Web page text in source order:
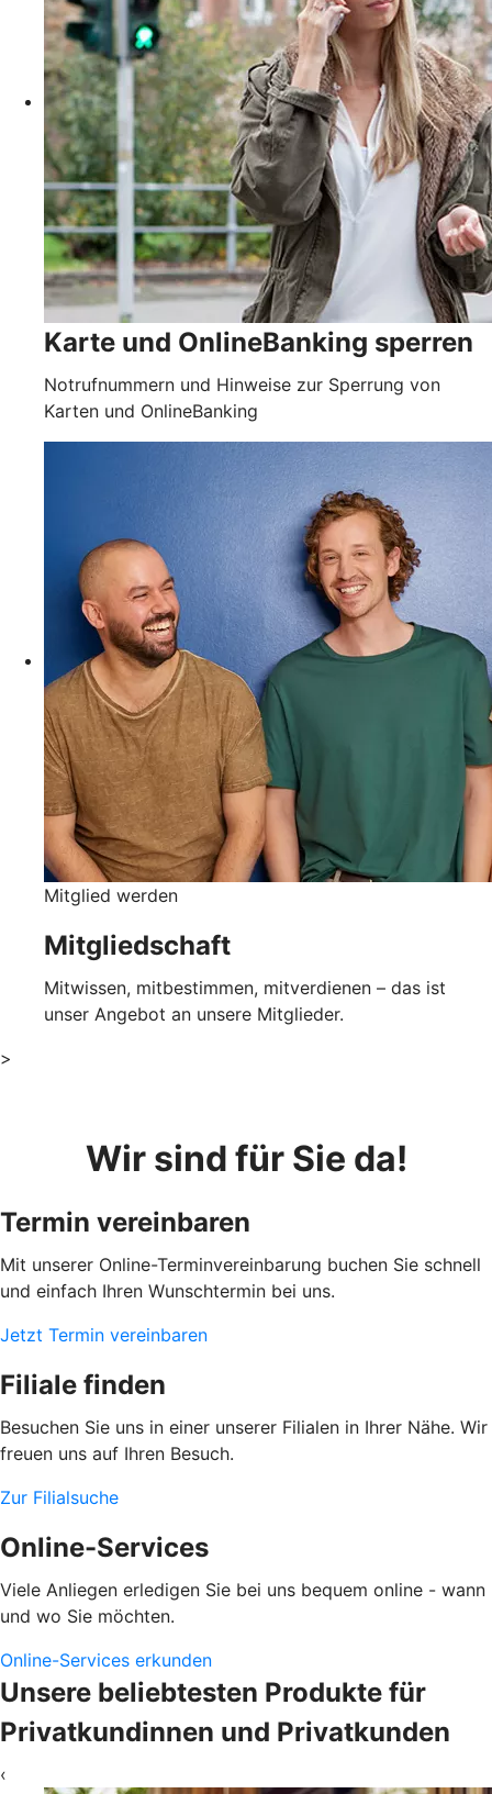
Karte und OnlineBanking sperren
Notrufnummern und Hinweise zur Sperrung von
Karten und OnlineBanking
Mitglied werden
Mitgliedschaft
Mitwissen, mitbestimmen, mitverdienen – das ist
unser Angebot an unsere Mitglieder.
>
Wir sind für Sie da!
Termin vereinbaren
Mit unserer Online-Terminvereinbarung buchen Sie schnell
und einfach Ihren Wunschtermin bei uns.
Jetzt Termin vereinbaren
Filiale finden
Besuchen Sie uns in einer unserer Filialen in Ihrer Nähe. Wir
freuen uns auf Ihren Besuch.
Zur Filialsuche
Online-Services
Viele Anliegen erledigen Sie bei uns bequem online - wann
und wo Sie möchten.
Online-Services erkunden
Unsere beliebtesten Produkte für
Privatkundinnen und Privatkunden
‹